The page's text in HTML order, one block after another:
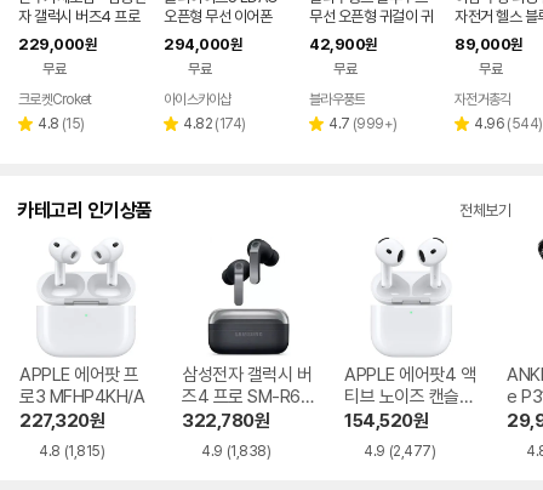
자 갤럭시 버즈4 프로
R640 노이즈캔슬링
ANC 블루투스 무선
이어폰 관세포함
229,000원
무료
크로켓Croket
별 4.8 리
(15)
오픈형 무선 이어폰
294,000원
무료
페이
아이스카이샵
별 4.82 리
(174)
무선 오픈형 귀걸이 귀
찌형 이어폰 귀걸이형
이어클립 러닝 귀찌이
어폰
42,900원
무료
페이
블라우풍트
별 4.7 리
(999+)
자전거 헬스 블
무선 스포츠 방
폰
89,000원
무료
자전거총각
별 4.96 리
(544)
카테고리 인기상품 전체보기
APPLE 에어팟 프
로3 MFHP4KH/A
227,320원
4.8 (1,815)
삼성전자 갤럭시 버
즈4 프로 SM-R64
0
322,780원
4.9 (1,838)
APPLE 에어팟4 액
티브 노이즈 캔슬링
MXP93KH/A
154,520원
4.9 (2,477)
e
i NC